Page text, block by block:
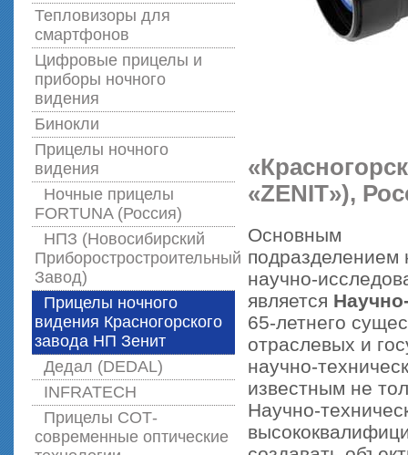
Тепловизоры для
смартфонов
Цифровые прицелы и
приборы ночного
видения
Бинокли
Прицелы ночного
видения
Ночные прицелы
FORTUNA (Россия)
НПЗ (Новосибирский
Приборостростроительный
Завод)
Прицелы ночного
видения Красногорского
завода НП Зенит
Дедал (DEDAL)
INFRATECH
Прицелы СОТ-
современные оптические
«ZENIT»),
Основным
научно-
является
65-летнего
отраслевых и
научно-
известным не
Научно-